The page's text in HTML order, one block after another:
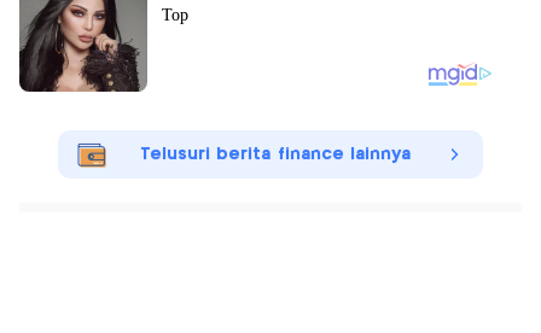
Telusuri berita finance lainnya